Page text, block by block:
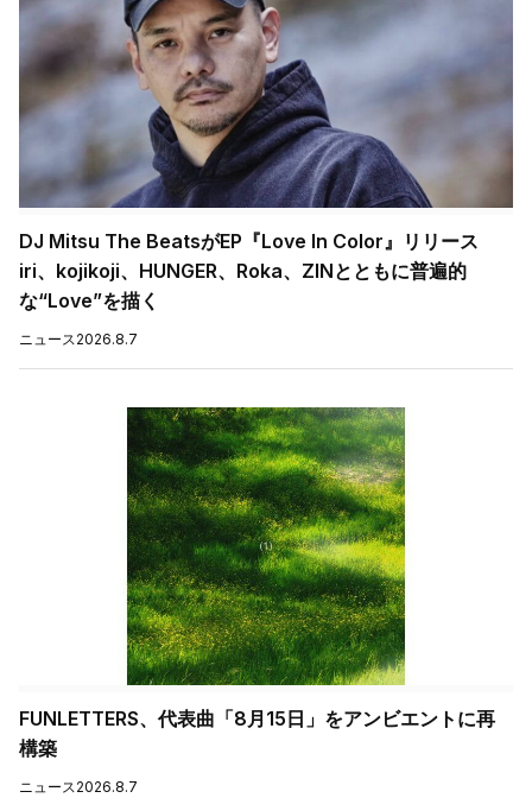
DJ Mitsu The BeatsがEP『Love In Color』リリース
iri、kojikoji、HUNGER、Roka、ZINとともに普遍的
な“Love”を描く
ニュース2026.8.7
FUNLETTERS、代表曲「8月15日」をアンビエントに再
構築
ニュース2026.8.7